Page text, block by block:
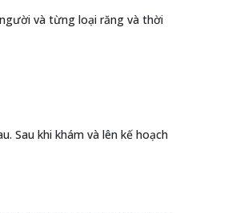
và từng loại răng và thời
Sau khi khám và lên kế hoạch